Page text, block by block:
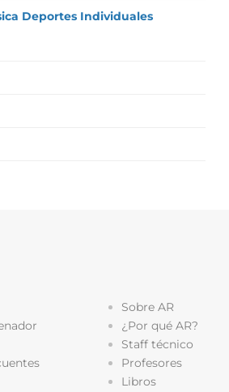
Deportes Individuales
Sobre AR
¿Por qué AR?
Staff técnico
Profesores
Libros